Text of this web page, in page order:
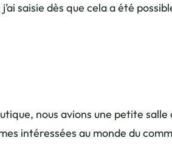
saisie dès que cela a été
nous avions une petite salle
intéressées au monde du